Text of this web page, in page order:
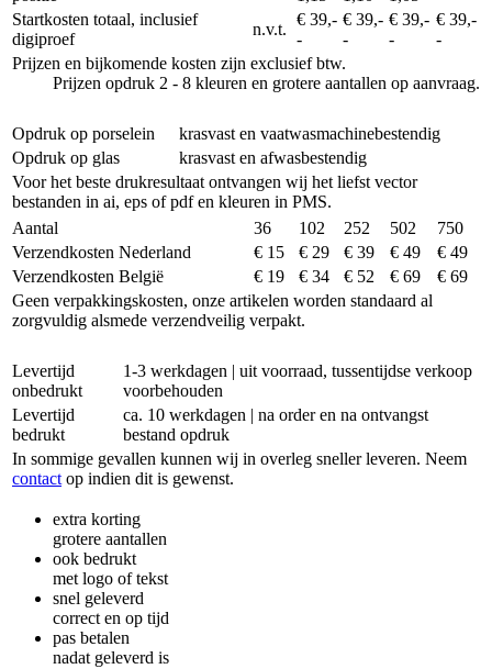
Startkosten totaal, inclusief
digiproef
n.v.t.
€ 39,-
-
€ 39,-
-
€ 39,-
-
€ 39,-
-
Prijzen en bijkomende kosten zijn exclusief btw.
Prijzen opdruk 2 - 8 kleuren en grotere aantallen op aanvraag.
Opdruk op porselein
krasvast en vaatwasmachinebestendig
Opdruk op glas
krasvast en afwasbestendig
Voor het beste drukresultaat ontvangen wij het liefst vector
bestanden in ai, eps of pdf en kleuren in PMS.
Aantal
36 102 252 502
750
Verzendkosten Nederland
€ 15 € 29 € 39 € 49
€ 49
Verzendkosten België
€ 19 € 34 € 52 € 69
€ 69
Geen verpakkingskosten, onze artikelen worden standaard al
zorgvuldig alsmede verzendveilig verpakt.
Levertijd
onbedrukt
1-3 werkdagen | uit voorraad, tussentijdse verkoop
voorbehouden
Levertijd
bedrukt
ca. 10 werkdagen | na order en na ontvangst
bestand opdruk
In sommige gevallen kunnen wij in overleg sneller leveren. Neem
contact op indien dit is gewenst.
extra korting
grotere aantallen
ook bedrukt
met logo of tekst
snel geleverd
correct en op tijd
pas betalen
nadat geleverd is